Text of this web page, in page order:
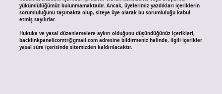
yükümlülüğümüz bulunmamaktadır. Ancak, üyelerimiz yazdıkları içeriklerin
sorumluluğunu taşımakta olup, siteye üye olarak bu sorumluluğu kabul
etmiş sayılırlar.
Hukuka ve yasal düzenlemelere aykırı olduğunu düşündüğünüz içerikleri,
backlinkpanelicomtr@gmail.comadresine bildirmeniz halinde, ilgili içerikler
yasal süre içerisinde sitemizden kaldırılacaktır.